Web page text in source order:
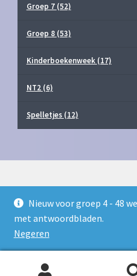
Nieuw voor groep 4 - 48
met antwoordbladen.
Negeren
Groep 7 (52)
Groep 8 (53)
Kinderboekenweek (17)
NT2 (6)
Spelletjes (12)
© Juf Milou Webshop 2026
Privacy Policy
Gebouwd met